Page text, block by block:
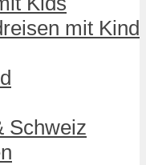
mit Kind
Schweiz